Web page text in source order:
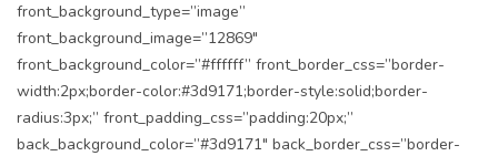
front_background_type=”image”
front_background_image=”12869″
front_background_color=”#ffffff” front_border_css=”border-
width:2px;border-color:#3d9171;border-style:solid;border-
radius:3px;” front_padding_css=”padding:20px;”
back_background_color=”#3d9171″ back_border_css=”border-